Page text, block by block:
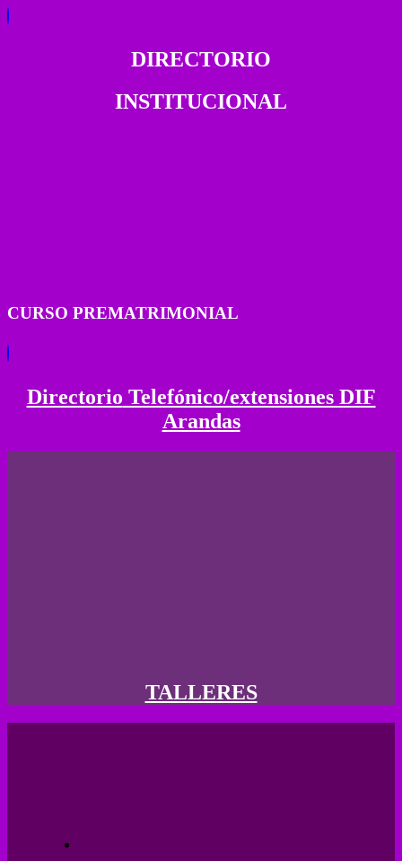
DIRECTORIO
INSTITUCIONAL
CURSO PREMATRIMONIAL
Directorio Telefónico/extensiones DIF
Arandas
TALLERES